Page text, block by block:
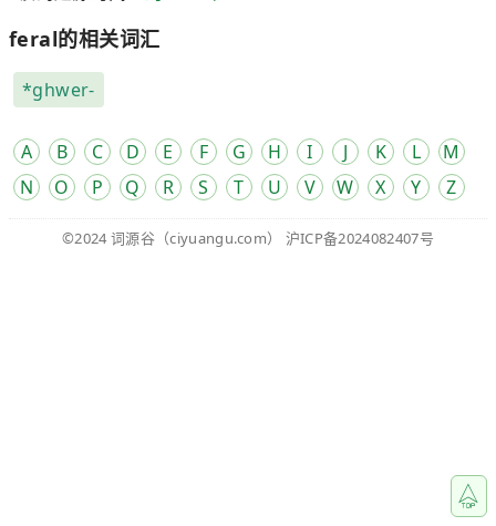
feral的相关词汇
*ghwer-
A B C D E F G H I J K L
M
N
O P Q R S T U V W X Y Z
©2024 词源谷 （ciyuangu.com） 沪ICP备2024082407号